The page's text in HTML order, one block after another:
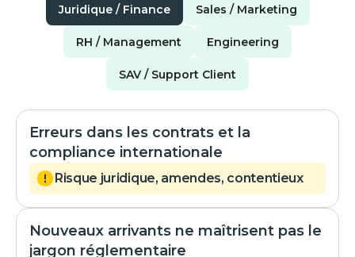
Juridique / Finance Sales / Marketing
RH / Management Engineering
SAV / Support Client
Erreurs dans les contrats et la
compliance internationale
Risque juridique, amendes, contentieux
Nouveaux arrivants ne maîtrisent pas le
jargon réglementaire